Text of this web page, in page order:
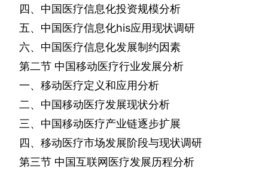
四、中国医疗信息化投资规模分析
五、中国医疗信息化his应用现状调研
六、中国医疗信息化发展制约因素
第二节 中国移动医疗行业发展分析
一、移动医疗定义和应用分析
二、中国移动医疗发展现状分析
三、中国移动医疗产业链逐步扩展
四、移动医疗市场发展阶段与现状调研
第三节 中国互联网医疗发展历程分析